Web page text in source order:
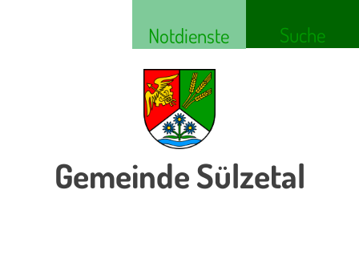
Notdienste Suche
Gemeinde Sülzetal